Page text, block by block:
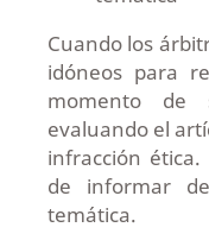
Cuando los
idóneos para
momento
evaluando el
infracción
de informar
temática.